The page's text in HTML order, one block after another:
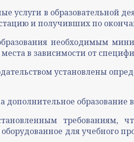
услуги в образовательной
и получивших по
необходимым
в зависимости от
установлены
образование
требованиям,
для учебного